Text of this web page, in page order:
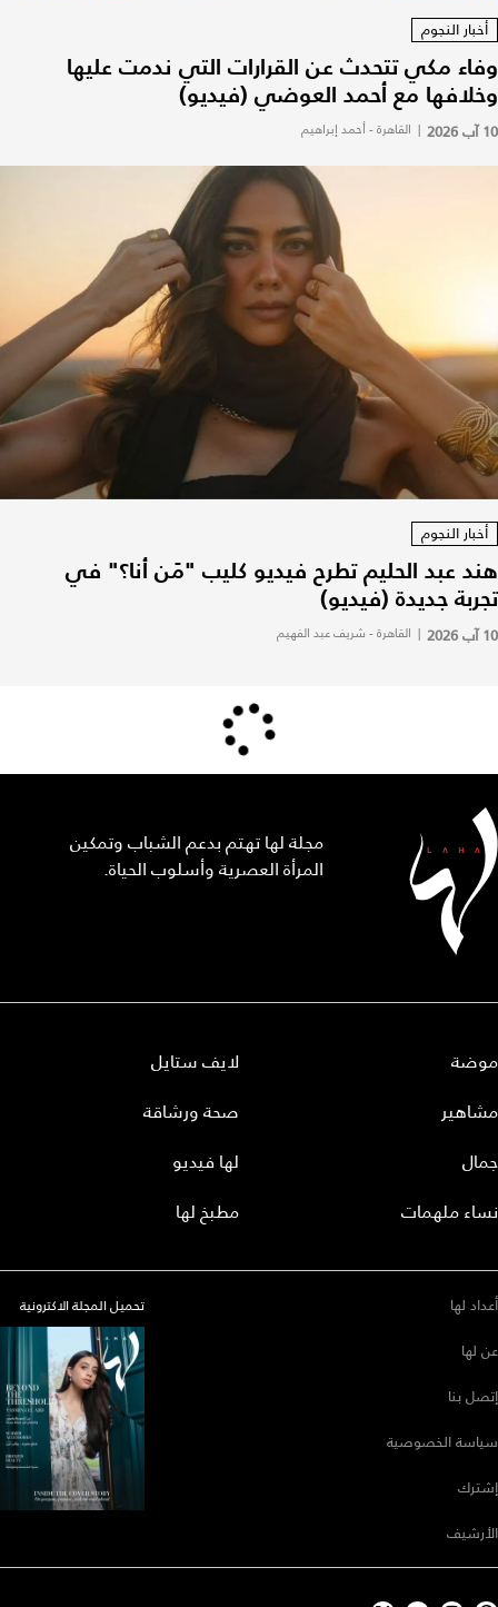
أخبار النجوم
وفاء مكي تتحدث عن القرارات التي ندمت عليها
وخلافها مع أحمد العوضي (فيديو)
10 آب 2026 | القاهرة - أحمد إبراهيم
أخبار النجوم
هند عبد الحليم تطرح فيديو كليب "مَن أنا؟" في
تجربة جديدة (فيديو)
10 آب 2026 | القاهرة - شريف عبد الفهيم
مجلة لها تهتم بدعم الشباب وتمكين
المرأة العصرية وأسلوب الحياة.
موضة
مشاهير
جمال
نساء ملهمات
لايف ستايل
صحة ورشاقة
لها فيديو
مطبخ لها
أعداد لها
عن لها
إتصل بنا
سياسة الخصوصية
إشترك
الأرشيف
تحميل المجلة الاكترونية